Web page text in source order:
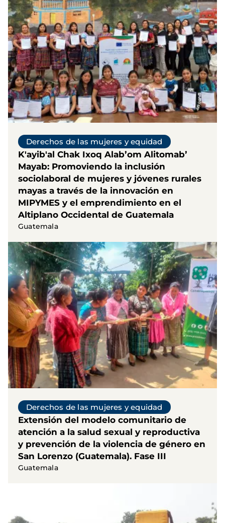
Derechos de las mujeres y equidad
K'ayib'al Chak Ixoq Alabʼom Alitomabʼ
Mayab: Promoviendo la inclusión
sociolaboral de mujeres y jóvenes rurales
mayas a través de la innovación en
MIPYMES y el emprendimiento en el
Altiplano Occidental de Guatemala
Guatemala
Derechos de las mujeres y equidad
Extensión del modelo comunitario de
atención a la salud sexual y reproductiva
y prevención de la violencia de género en
San Lorenzo (Guatemala). Fase III
Guatemala